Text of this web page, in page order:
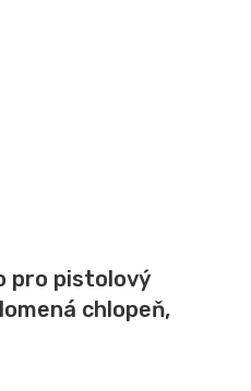
pro pistolový
chlopeň,